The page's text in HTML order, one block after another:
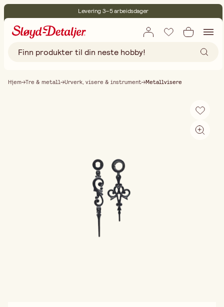
Levering 3–5 arbeidsdager
Fri frakt ved kjøp over 499:-
Hjem Tre & metall Urverk, visere & instrument Metallvisere